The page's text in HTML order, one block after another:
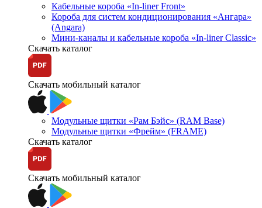
Кабельные короба «In-liner Front»
Короба для систем кондиционирования «Ангара»
(Angara)
Мини-каналы и кабельные короба «In-liner Classic»
Скачать каталог
Скачать мобильный каталог
Модульные щитки «Рам Бэйс» (RAM Base)
Модульные щитки «Фрейм» (FRAME)
Скачать каталог
Скачать мобильный каталог